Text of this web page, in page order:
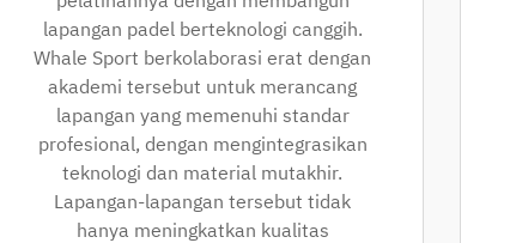
lapangan padel berteknologi canggih.
Whale Sport berkolaborasi erat dengan
akademi tersebut untuk merancang
lapangan yang memenuhi standar
profesional, dengan mengintegrasikan
teknologi dan material mutakhir.
Lapangan-lapangan tersebut tidak
hanya meningkatkan kualitas